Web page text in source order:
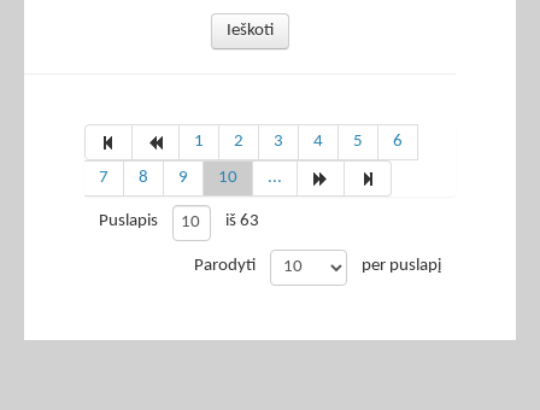
Ieškoti
1 2 3 4 5
6
7
8 9 10 ...
Puslapis iš 63
Parodyti per puslapį